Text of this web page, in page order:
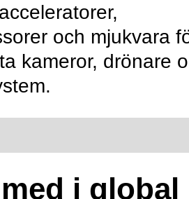
och mjukvara
kameror, drönare
i global